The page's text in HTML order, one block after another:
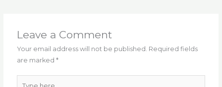
o
o
k
mp
p
Leave a Comment
Your email address will not be published. Required fields
are marked*